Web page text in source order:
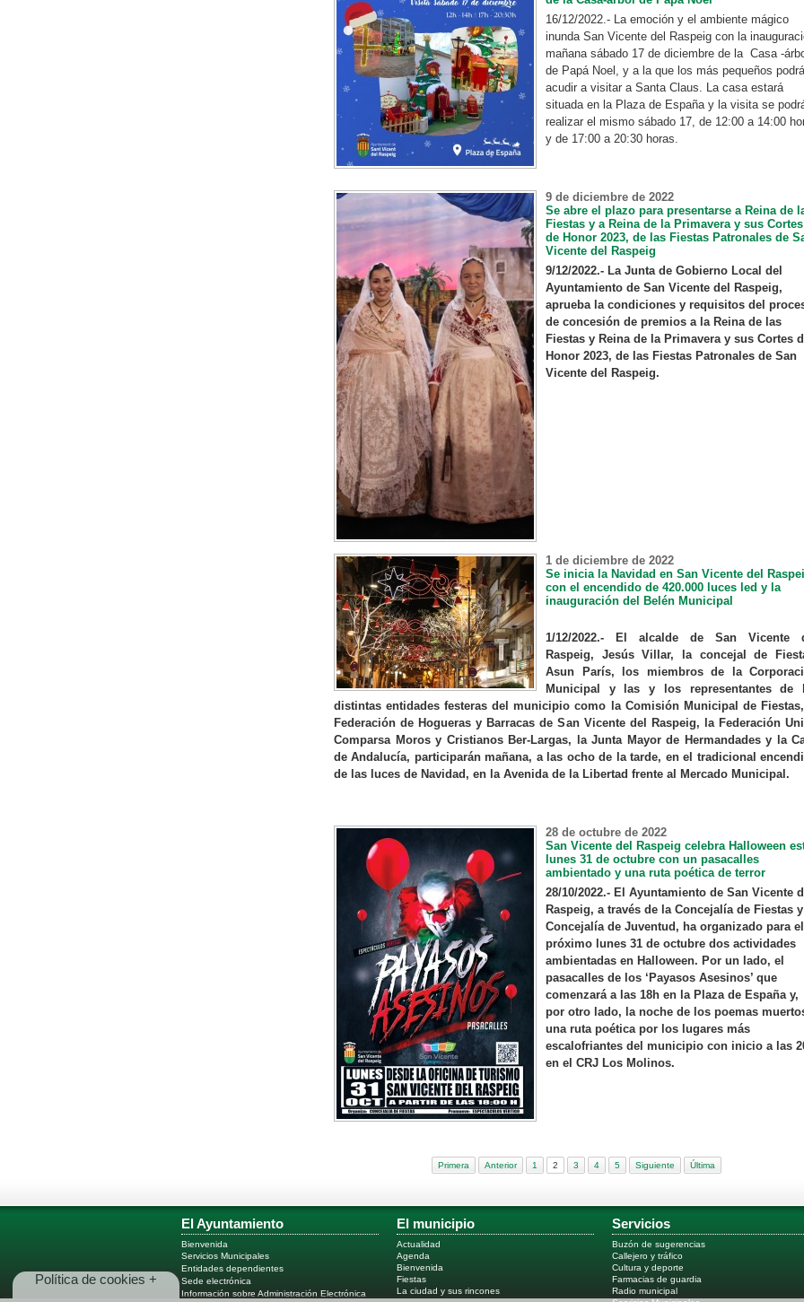
Política de cookies +
16/12/2022.- La emoción y el ambiente mágico
inunda San Vicente del Raspeig con la
mañana sábado 17 de diciembre de la Casa -
de Papá Noel, y a la que los más pequeños
acudir a visitar a Santa Claus. La casa estará
situada en la Plaza de España y la visita se
realizar el mismo sábado 17, de 12:00 a 14:00
y de 17:00 a 20:30 horas.
9 de diciembre de 2022
Se abre el plazo para presentarse a Reina de
Fiestas y a Reina de la Primavera y sus Cortes
de Honor 2023, de las Fiestas Patronales de
Vicente del Raspeig
9/12/2022.- La Junta de Gobierno Local del
Ayuntamiento de San Vicente del Raspeig,
aprueba la condiciones y requisitos del
de concesión de premios a la Reina de las
Fiestas y Reina de la Primavera y sus Cortes
Honor 2023, de las Fiestas Patronales de San
Vicente del Raspeig.
1 de diciembre de 2022
Se inicia la Navidad en San Vicente del
con el encendido de 420.000 luces led y la
inauguración del Belén Municipal
1/12/2022.- El alcalde de San Vicente
Raspeig, Jesús Villar, la concejal de
Asun París, los miembros de la
Municipal y las y los representantes de
distintas entidades festeras del municipio como la Comisión Municipal de
Federación de Hogueras y Barracas de San Vicente del Raspeig, la Federación
Comparsa Moros y Cristianos Ber-Largas, la Junta Mayor de Hermandades y la
de Andalucía, participarán mañana, a las ocho de la tarde, en el tradicional
de las luces de Navidad, en la Avenida de la Libertad frente al Mercado Municipal.
28 de octubre de 2022
San Vicente del Raspeig celebra Halloween
lunes 31 de octubre con un pasacalles
ambientado y una ruta poética de terror
28/10/2022.- El Ayuntamiento de San Vicente
Raspeig, a través de la Concejalía de Fiestas
Concejalía de Juventud, ha organizado para el
próximo lunes 31 de octubre dos actividades
ambientadas en Halloween. Por un lado, el
pasacalles de los ‘Payasos Asesinos’ que
comenzará a las 18h en la Plaza de España y,
por otro lado, la noche de los poemas
una ruta poética por los lugares más
escalofriantes del municipio con inicio a las
en el CRJ Los Molinos.
Primera Anterior 1 2 3 4 5 Siguiente Última
El Ayuntamiento
Bienvenida
Servicios Municipales
Entidades dependientes
Sede electrónica
Información sobre Administración Electrónica
El municipio
Actualidad
Agenda
Bienvenida
Fiestas
La ciudad y sus rincones
Servicios
Buzón de sugerencias
Callejero y tráfico
Cultura y deporte
Farmacias de guardia
Radio municipal